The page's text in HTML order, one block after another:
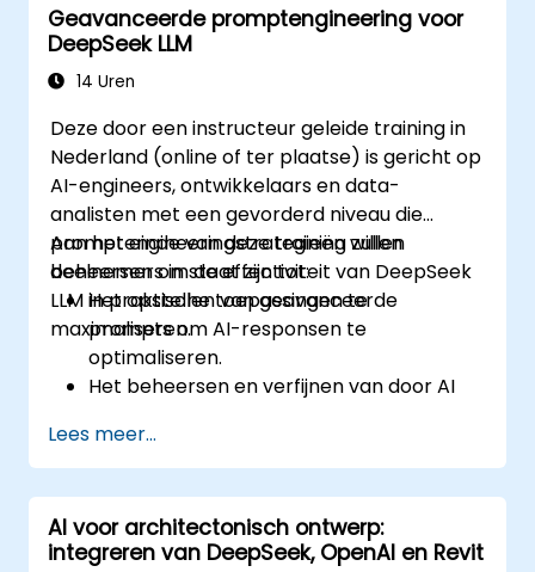
AI-oplossingen effectief monitoren,
onderhouden en schalen.
Geavanceerde promptengineering voor
DeepSeek LLM
14 Uren
Deze door een instructeur geleide training in
Nederland (online of ter plaatse) is gericht op
AI-engineers, ontwikkelaars en data-
analisten met een gevorderd niveau die
promptengineeringstrategieën willen
beheersen om de effectiviteit van DeepSeek
LLM in praktische toepassingen te
maximaliseren.
Aan het einde van deze training zullen
deelnemers in staat zijn tot:
Het opstellen van geavanceerde
prompts om AI-responsen te
optimaliseren.
Het beheersen en verfijnen van door AI
nauwkeurigheid en consistentie.
Het toepassen van technieken zoals
promptkettinging en contextbeheer.
Het minimaliseren van vooroordelen en
het bevorderen van ethisch verantwoord
Lees meer...
AI voor architectonisch ontwerp:
integreren van DeepSeek, OpenAI en Revit